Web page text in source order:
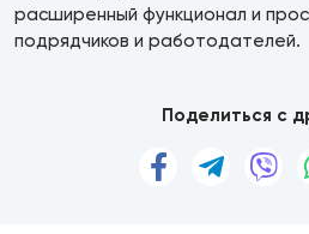
расширенный функционал и
подрядчиков и работодателей.
Поделиться с